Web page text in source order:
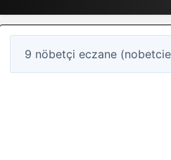
9 nöbetçi eczane